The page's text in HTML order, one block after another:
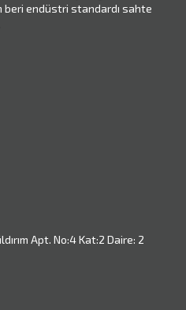
beri endüstri standardı sahte
Apt. No:4 Kat:2 Daire: 2